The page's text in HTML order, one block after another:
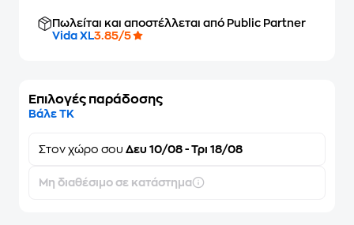
Πωλείται και αποστέλλεται από Public Partner
Vida XL3.85/5
Επιλογές παράδοσης
Βάλε ΤΚ
Στον χώρο σου Δευ 10/08 - Τρι 18/08
Μη διαθέσιμο σε κατάστημα